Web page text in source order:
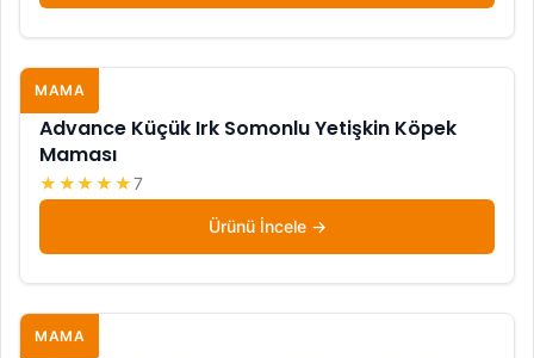
MAMA
Advance Küçük Irk Somonlu Yetişkin Köpek
Maması
★★★★★7
Ürünü İncele
MAMA